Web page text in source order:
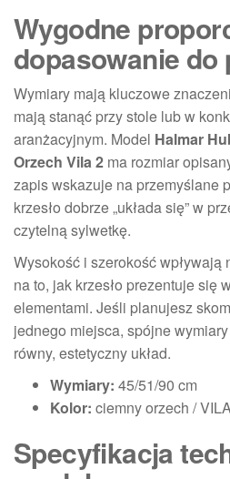
Wygodne
dopasowanie do
Wymiary mają kluczowe
mają stanąć przy stole lub w
aranżacyjnym. Model Halmar
Orzech Vila 2 ma rozmiar
zapis wskazuje na przemyślane
krzesło dobrze „układa się” w
czytelną sylwetkę.
Wysokość i szerokość wpływają
na to, jak krzesło prezentuje się
elementami. Jeśli planujesz
jednego miejsca, spójne
równy, estetyczny układ.
Wymiary: 45/51/90 cm
Kolor: ciemny orzech /
Specyfikacja